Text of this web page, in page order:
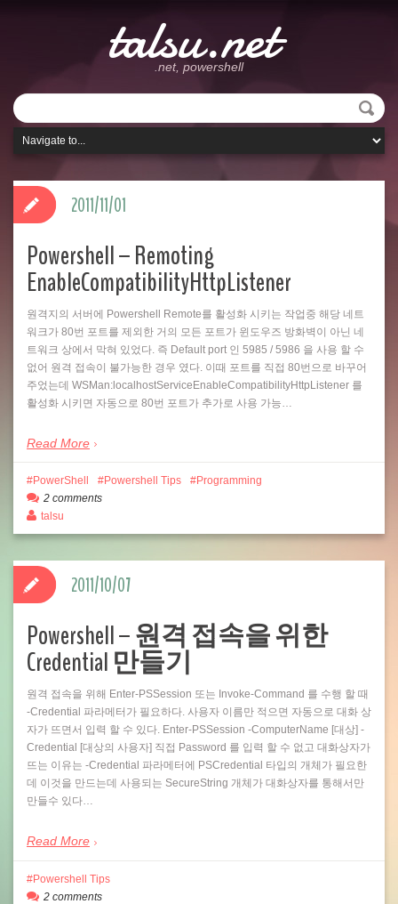
talsu.net
.net, powershell
Powershell – Remoting
EnableCompatibilityHttpListener
원격지의 서버에 Powershell Remote를 활성화 시키는 작업중 해당 네트
워크가 80번 포트를 제외한 거의 모든 포트가 윈도우즈 방화벽이 아닌 네
트워크 상에서 막혀 있었다. 즉 Default port 인 5985 / 5986 을 사용 할 수
없어 원격 접속이 불가능한 경우 였다. 이때 포트를 직접 80번으로 바꾸어
주었는데 WSMan:localhostServiceEnableCompatibilityHttpListener 를
활성화 시키면 자동으로 80번 포트가 추가로 사용 가능…
Read More
2011/11/01
PowerShell Powershell Tips
Programming
2 comments
talsu
Powershell – 원격 접속을 위한
Credential 만들기
원격 접속을 위해 Enter-PSSession 또는 Invoke-Command 를 수행 할 때
-Credential 파라메터가 필요하다. 사용자 이름만 적으면 자동으로 대화 상
자가 뜨면서 입력 할 수 있다. Enter-PSSession -ComputerName [대상] -
Credential [대상의 사용자] 직접 Password 를 입력 할 수 없고 대화상자가
뜨는 이유는 -Credential 파라메터에 PSCredential 타입의 개체가 필요한
데 이것을 만드는데 사용되는 SecureString 개체가 대화상자를 통해서만
만들수 있다…
Read More
2011/10/07
Powershell Tips
2 comments